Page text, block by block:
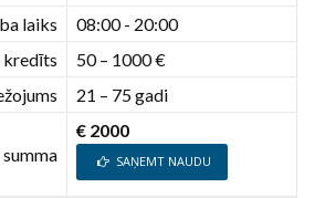
laiks
08:00 - 20:00
kredīts
50 – 1000 €
21 – 75 gadi
€ 2000
SAŅEMT NAUDU